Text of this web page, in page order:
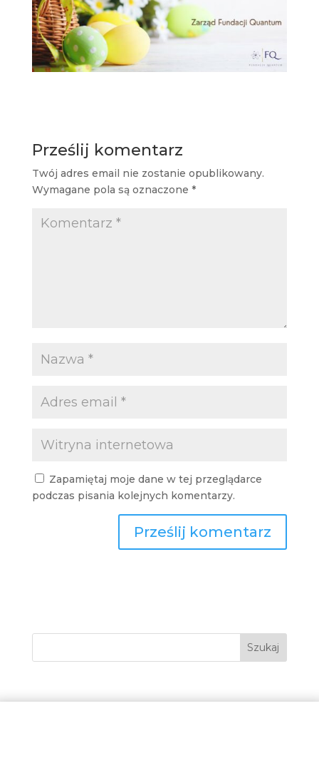
Prześlij komentarz
Twój adres email nie zostanie opublikowany.
Wymagane pola są oznaczone *
Zapamiętaj moje dane w tej przeglądarce
podczas pisania kolejnych komentarzy.
Szukaj